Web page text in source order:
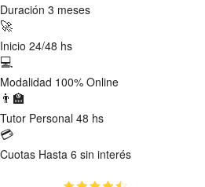
Duración 3 meses
🚀
Inicio 24/48 hs
💻
Modalidad 100% Online
👨‍🏫
Tutor Personal 48 hs
💳
Cuotas Hasta 6 sin interés